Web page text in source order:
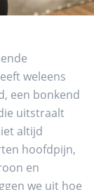
weleens
een bonkend
uitstraalt
altijd
hoofdpijn,
en
we uit hoe